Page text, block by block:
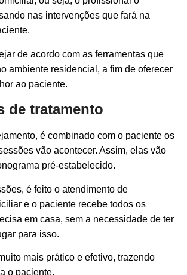
nas intervenções que fará na
de acordo com as ferramentas que
ambiente residencial, a fim de oferecer
ao paciente.
de tratamento
é combinado com o paciente os
vão acontecer. Assim, elas vão
pré-estabelecido.
é feito o atendimento de
e o paciente recebe todos os
em casa, sem a necessidade de ter
para isso.
mais prático e efetivo, trazendo
o paciente.